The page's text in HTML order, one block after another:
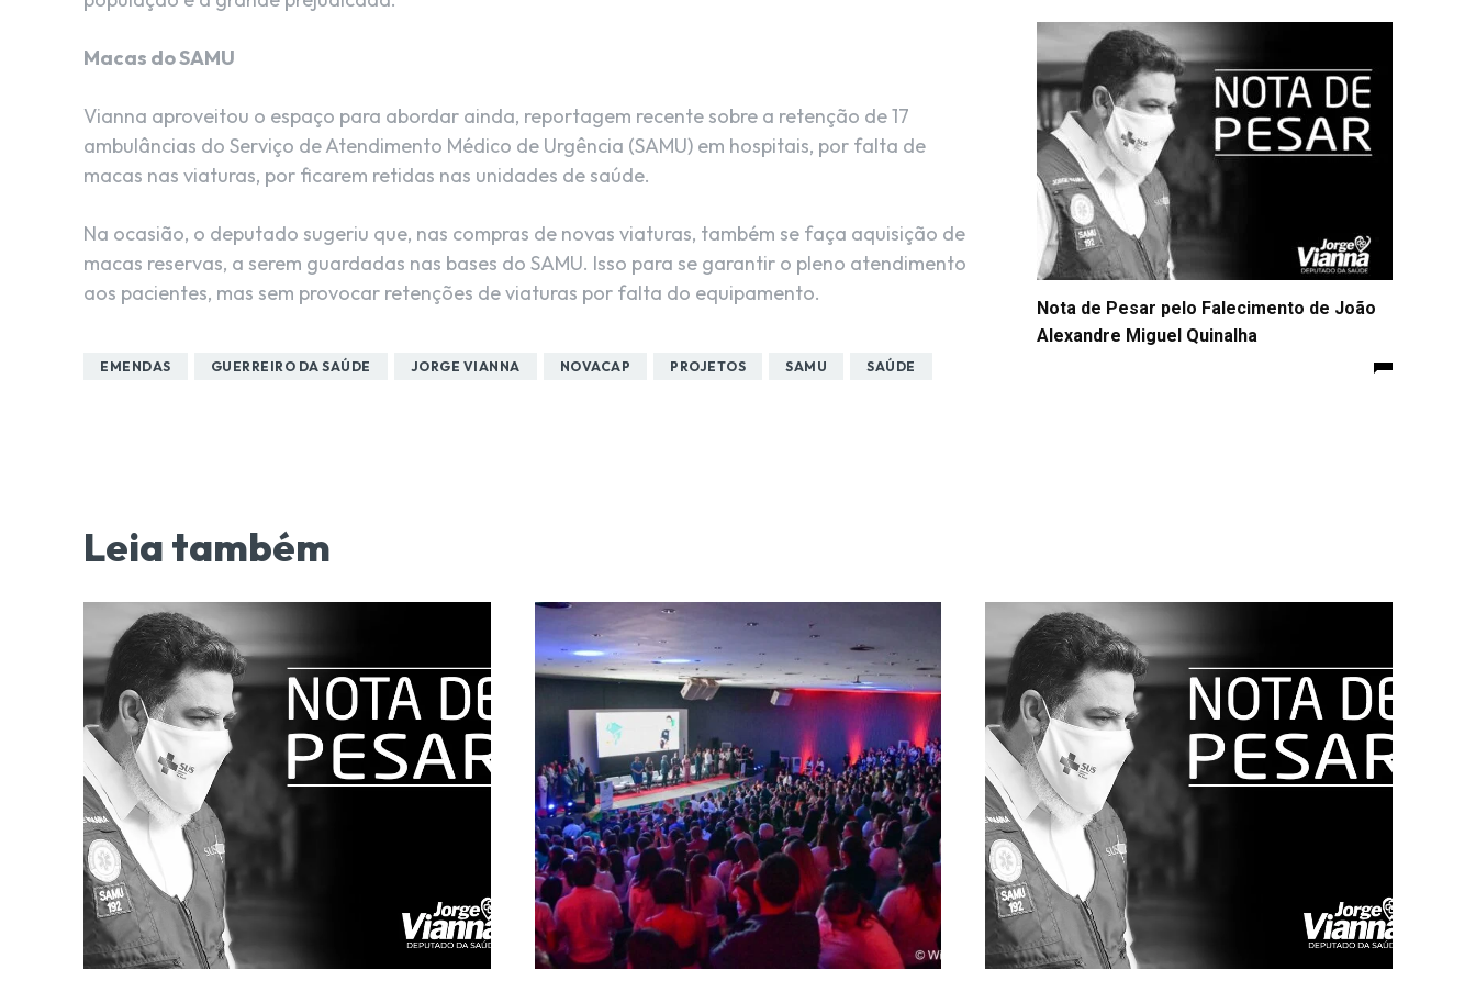
Macas do SAMU
Vianna aproveitou o espaço para abordar ainda, reportagem recente sobre a retenção de 17
ambulâncias do Serviço de Atendimento Médico de Urgência (SAMU) em hospitais, por falta de
macas nas viaturas, por ficarem retidas nas unidades de saúde.
Na ocasião, o deputado sugeriu que, nas compras de novas viaturas, também se faça aquisição de
macas reservas, a serem guardadas nas bases do SAMU. Isso para se garantir o pleno atendimento
aos pacientes, mas sem provocar retenções de viaturas por falta do equipamento.
EMENDAS GUERREIRO DA SAÚDE JORGE VIANNA NOVACAP PROJETOS SAMU SAÚDE
Nota de Pesar pelo Falecimento de João
Alexandre Miguel Quinalha
Leia também